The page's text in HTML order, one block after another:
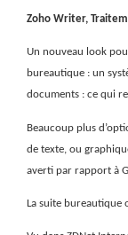
Zoho Writer,
Un nouveau look
bureautique : un
documents : ce qui
Beaucoup plus
de texte, ou
averti par rapport à
La suite bureautique